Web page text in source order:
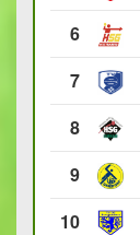
6
7
8
9
10